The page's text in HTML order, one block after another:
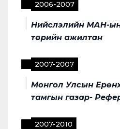
2006-2007
Нийслэлийн МАН-
төрийн ажилтан
2007-2007
Монгол Улсын
тамгын газар-
2007-2010